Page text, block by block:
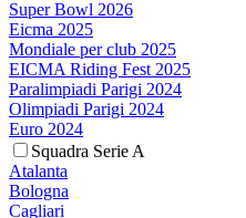
Super Bowl 2026
Eicma 2025
Mondiale per club 2025
EICMA Riding Fest 2025
Paralimpiadi Parigi 2024
Olimpiadi Parigi 2024
Euro 2024
Squadra Serie A
Atalanta
Bologna
Cagliari